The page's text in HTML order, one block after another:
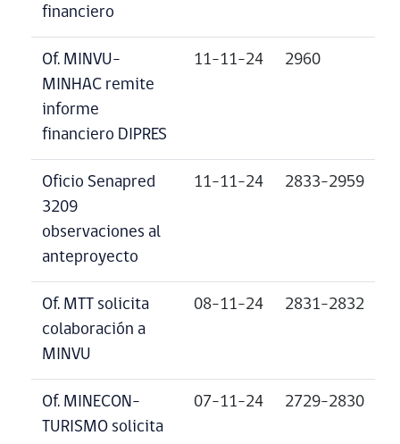
financiero
Of. MINVU-
MINHAC remite
informe
financiero DIPRES
11-11-24 2960
Oficio Senapred
3209
observaciones al
anteproyecto
11-11-24 2833-2959
Of. MTT solicita
colaboración a
MINVU
08-11-24 2831-2832
Of. MINECON-
TURISMO solicita
07-11-24 2729-2830